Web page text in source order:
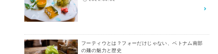
フーティウとは？フォーだけじゃない、ベトナム南部
の麺の魅力と歴史